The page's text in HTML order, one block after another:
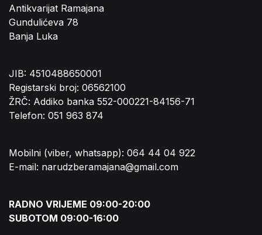
Antikvarijat Ramajana
Gundulićeva 78
Banja Luka
JIB: 4510488650001
Registarski broj: 06562100
ŽRČ: Addiko banka 552-000221-84156-71
Telefon: 051 963 874
Mobilni (viber, whatsapp): 064 44 04 922
E-mail: narudzberamajana@gmail.com
RADNO VRIJEME 09:00-20:00
SUBOTOM 09:00-16:00